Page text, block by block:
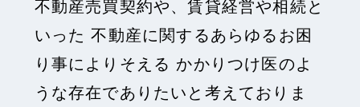
不動産売買契約や、賃貸経営や相続と
いった 不動産に関するあらゆるお困
り事によりそえる かかりつけ医のよ
うな存在でありたいと考えておりま